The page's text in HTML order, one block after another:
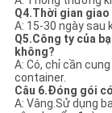
Q4.Thời gian giao
A: 15-30 ngày sau
Q5.Công ty của
không?
A: Có, chỉ cần
container.
Câu 6.Đóng gói
A: Vâng.Sử dụng